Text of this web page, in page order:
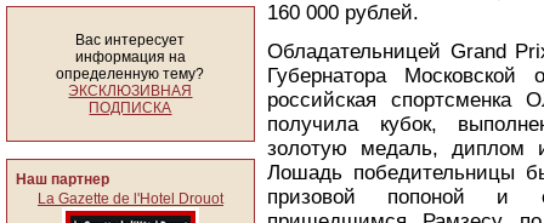
Вас интересует
информация на
определенную тему?
ЭКСКЛЮЗИВНАЯ
ПОДПИСКА
Наш партнер
La Gazette de l'Hotel Drouot
160 000 рублей.
Обладательницей Grand
Губернатора
российская
получила кубок,
золотую медаль, диплом
Лошадь победительницы
призовой попоной и